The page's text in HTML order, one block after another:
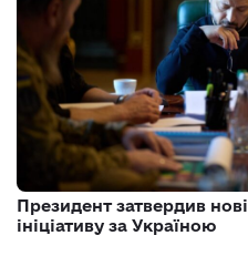
Президент затвердив
ініціативу за Україною